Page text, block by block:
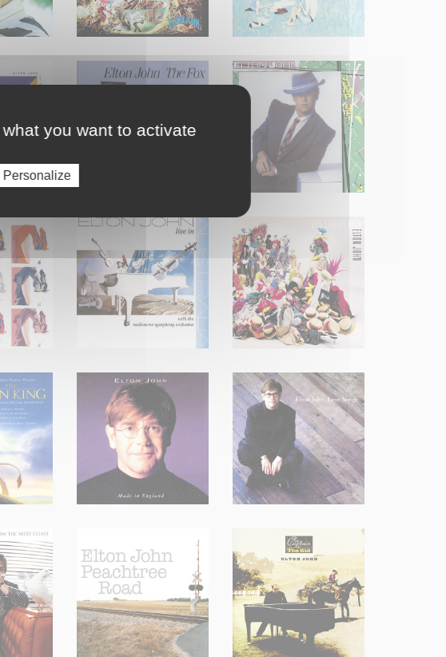
you want to activate
Personalize